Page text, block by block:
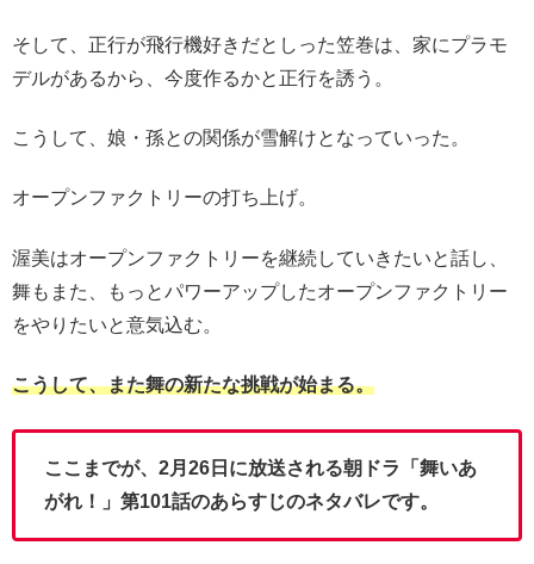
そして、正行が飛行機好きだとしった笠巻は、家にプラモ
デルがあるから、今度作るかと正行を誘う。
こうして、娘・孫との関係が雪解けとなっていった。
オープンファクトリーの打ち上げ。
渥美はオープンファクトリーを継続していきたいと話し、
舞もまた、もっとパワーアップしたオープンファクトリー
をやりたいと意気込む。
こうして、また舞の新たな挑戦が始まる。
ここまでが、2月26日に放送される朝ドラ「舞いあ
がれ！」第101話のあらすじのネタバレです。